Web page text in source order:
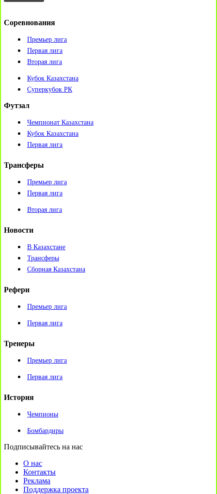
Соревнования
Премьер лига
Первая лига
Вторая лига
Кубок Казахстана
Суперкубок РК
Футзал
Чемпионат Казахстана
Кубок Казахстана
Первая лига
Трансферы
Премьер лига
Первая лига
Вторая лига
Новости
В Казахстане
Трансферы
Сборная Казахстана
Рефери
Премьер лига
Первая лига
Тренеры
Премьер лига
Первая лига
История
Чемпионы
Бомбардиры
Подписывайтесь на нас
О нас
Контакты
Реклама
Поддержка проекта